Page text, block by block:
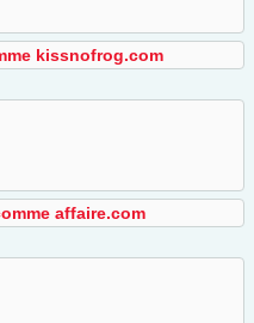
kissnofrog.com
affaire.com